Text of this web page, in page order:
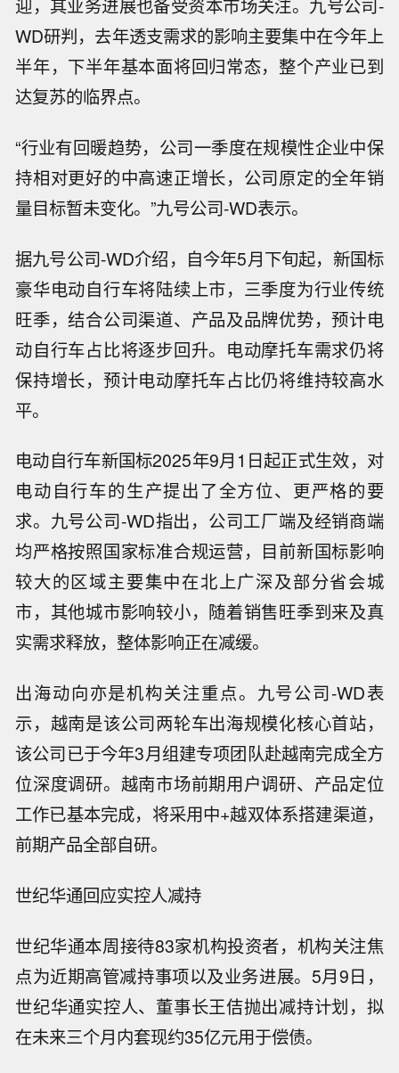
迎，其业务进展也备受资本市场关注。九号公司-
WD研判，去年透支需求的影响主要集中在今年上
半年，下半年基本面将回归常态，整个产业已到
达复苏的临界点。
“行业有回暖趋势，公司一季度在规模性企业中保
持相对更好的中高速正增长，公司原定的全年销
量目标暂未变化。”九号公司-WD表示。
据九号公司-WD介绍，自今年5月下旬起，新国标
豪华电动自行车将陆续上市，三季度为行业传统
旺季，结合公司渠道、产品及品牌优势，预计电
动自行车占比将逐步回升。电动摩托车需求仍将
保持增长，预计电动摩托车占比仍将维持较高水
平。
电动自行车新国标2025年9月1日起正式生效，对
电动自行车的生产提出了全方位、更严格的要
求。九号公司-WD指出，公司工厂端及经销商端
均严格按照国家标准合规运营，目前新国标影响
较大的区域主要集中在北上广深及部分省会城
市，其他城市影响较小，随着销售旺季到来及真
实需求释放，整体影响正在减缓。
出海动向亦是机构关注重点。九号公司-WD表
示，越南是该公司两轮车出海规模化核心首站，
该公司已于今年3月组建专项团队赴越南完成全方
位深度调研。越南市场前期用户调研、产品定位
工作已基本完成，将采用中+越双体系搭建渠道，
前期产品全部自研。
世纪华通回应实控人减持
世纪华通本周接待83家机构投资者，机构关注焦
点为近期高管减持事项以及业务进展。5月9日，
世纪华通实控人、董事长王佶抛出减持计划，拟
在未来三个月内套现约35亿元用于偿债。